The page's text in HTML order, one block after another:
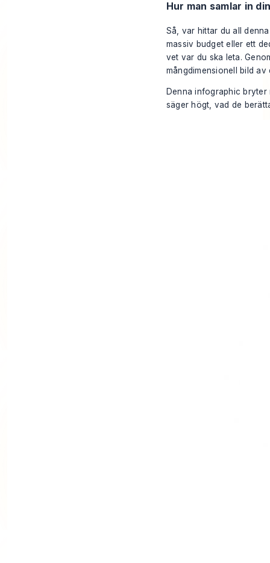
Hur man samlar in
Så, var hittar du all
massiv budget eller ett
vet var du ska leta.
mångdimensionell bild av
Denna infographic
säger högt, vad de